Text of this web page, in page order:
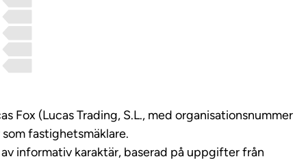
Fox (Lucas Trading, S.L., med organisationsnummer
fastighetsmäklare.
informativ karaktär, baserad på uppgifter från